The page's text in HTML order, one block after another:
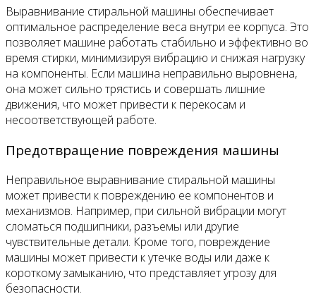
Выравнивание стиральной машины обеспечивает
оптимальное распределение веса внутри ее корпуса. Это
позволяет машине работать стабильно и эффективно во
время стирки, минимизируя вибрацию и снижая нагрузку
на компоненты. Если машина неправильно выровнена,
она может сильно трястись и совершать лишние
движения, что может привести к перекосам и
несоответствующей работе.
Предотвращение повреждения машины
Неправильное выравнивание стиральной машины
может привести к повреждению ее компонентов и
механизмов. Например, при сильной вибрации могут
сломаться подшипники, разъемы или другие
чувствительные детали. Кроме того, повреждение
машины может привести к утечке воды или даже к
короткому замыканию, что представляет угрозу для
безопасности.